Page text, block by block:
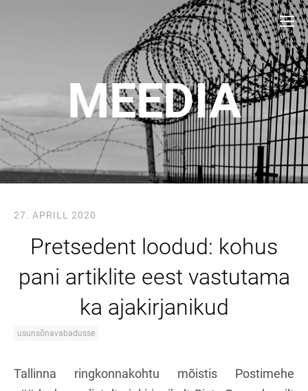
MEEDIA
27. APRILL 2020
Pretsedent loodud: kohus
pani artiklite eest vastutama
ka ajakirjanikud
usunsõnavabadusse
Tallinna ringkonnakohtu mõistis Postimehe